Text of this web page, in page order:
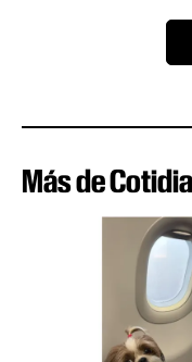
Más de